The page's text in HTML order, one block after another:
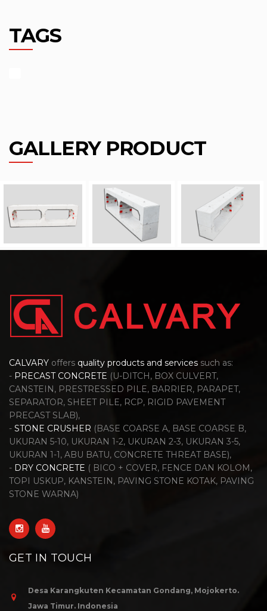
TAGS
GALLERY PRODUCT
CALVARY offers quality products and services such as:
- PRECAST CONCRETE (U-DITCH, BOX CULVERT,
CANSTEIN, PRESTRESSED PILE, BARRIER, PARAPET,
SEPARATOR, SHEET PILE, RCP, RIGID PAVEMENT
PRECAST SLAB),
- STONE CRUSHER (BASE COARSE A, BASE COARSE B,
UKURAN 5-10, UKURAN 1-2, UKURAN 2-3, UKURAN 3-5,
UKURAN 1-1, ABU BATU, CONCRETE THREAT BASE),
- DRY CONCRETE ( BICO + COVER, FENCE DAN KOLOM,
TOPI USKUP, KANSTEIN, PAVING STONE KOTAK, PAVING
STONE WARNA)
GET IN TOUCH
Desa Karangkuten Kecamatan Gondang, Mojokerto.
Jawa Timur. Indonesia